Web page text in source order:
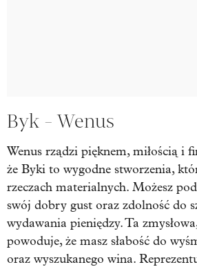
Byk - Wenus
Wenus rządzi pięknem, miłością i
że Byki to wygodne stworzenia,
rzeczach materialnych. Możesz
swój dobry gust oraz zdolność do
wydawania pieniędzy. Ta
powoduje, że masz słabość do
oraz wyszukanego wina.